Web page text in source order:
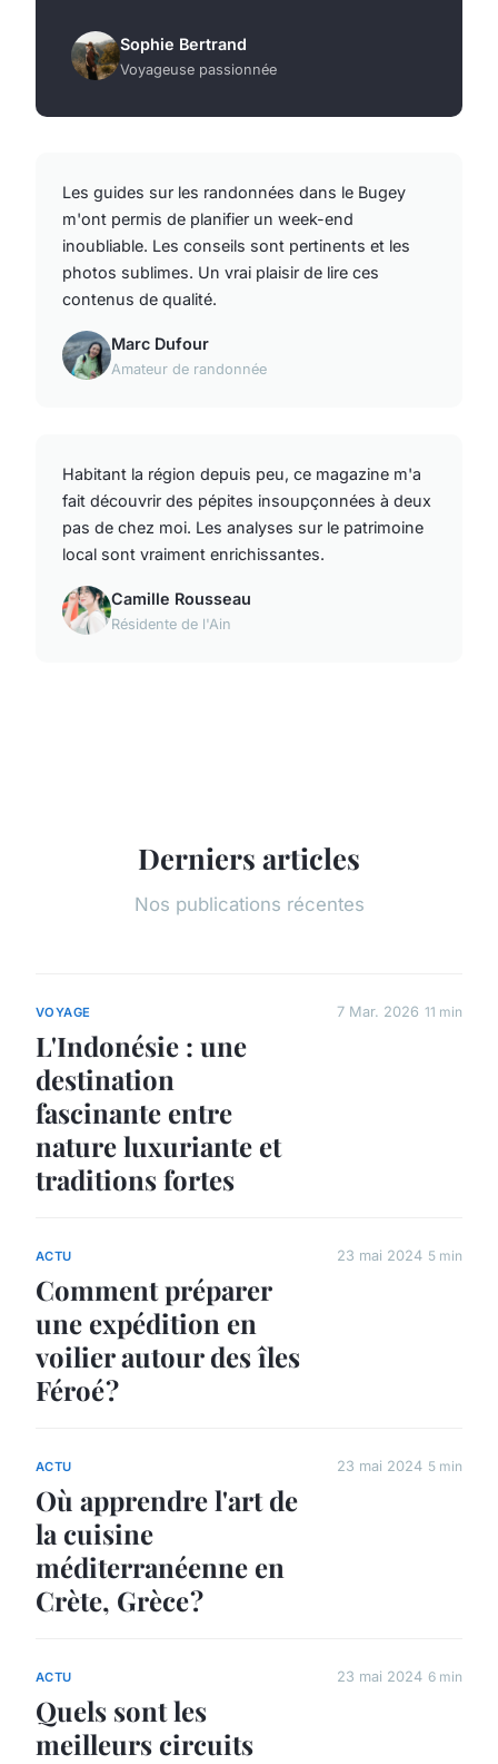
Sophie Bertrand
Voyageuse passionnée
Les guides sur les randonnées dans le Bugey
m'ont permis de planifier un week-end
inoubliable. Les conseils sont pertinents et les
photos sublimes. Un vrai plaisir de lire ces
contenus de qualité.
Marc Dufour
Amateur de randonnée
Habitant la région depuis peu, ce magazine m'a
fait découvrir des pépites insoupçonnées à deux
pas de chez moi. Les analyses sur le patrimoine
local sont vraiment enrichissantes.
Camille Rousseau
Résidente de l'Ain
Derniers articles
Nos publications récentes
VOYAGE
L'Indonésie : une
destination
fascinante entre
nature luxuriante et
traditions fortes
7 Mar. 2026 11 min
ACTU
Comment préparer
une expédition en
voilier autour des îles
Féroé ?
23 mai 2024 5 min
ACTU
Où apprendre l'art de
la cuisine
méditerranéenne en
Crète, Grèce ?
23 mai 2024 5 min
ACTU
Quels sont les
meilleurs circuits
23 mai 2024 6 min